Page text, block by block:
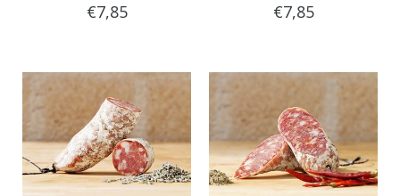
€7,85 €7,85